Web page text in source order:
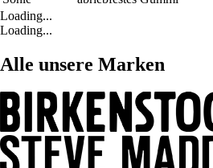
Loading...
Loading...
Alle unsere Marken